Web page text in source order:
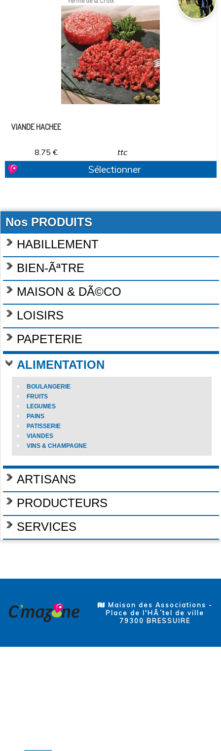
VIANDE HACHEE
8.75 € ttc
Sélectionner
Nos PRODUITS
HABILLEMENT
BIEN-ÃªTRE
MAISON & DÃ©CO
LOISIRS
PAPETERIE
ALIMENTATION
BOULANGERIE
FRUITS
LEGUMES
PAINS
PATISSERIE
VIANDES
VINS & CHAMPAGNE
ARTISANS
PRODUCTEURS
SERVICES
Maison des Associations -
Place de l'HÃ´tel de ville
79300 BRESSUIRE